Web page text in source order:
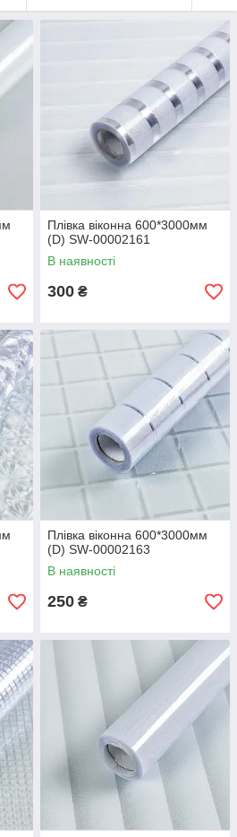
Плівка віконна 600*3000мм
(D) SW-00002161
В наявності
300 ₴
Плівка віконна 600*3000мм
(D) SW-00002163
В наявності
250 ₴